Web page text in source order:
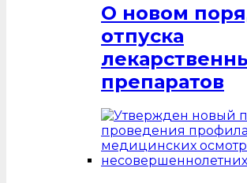
О новом
отпуска
препаратов